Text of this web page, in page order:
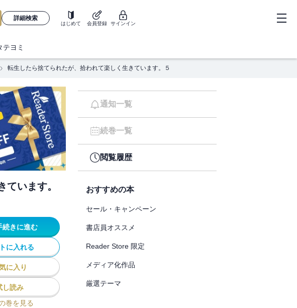
詳細検索
はじめて 会員登録 サインイン
テヨミ
転生したら捨てられたが、拾われて楽しく生きています。５
います。
続きに進む
に入れる
に入り
し読み
巻を見る
通知一覧
続巻一覧
閲覧履歴
おすすめの本
セール・キャンペーン
書店員オススメ
Reader Store 限定
メディア化作品
厳選テーマ